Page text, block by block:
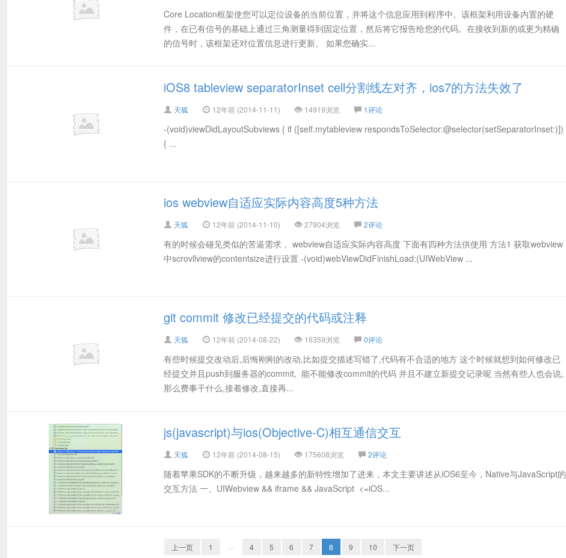
Core Location框架使您可以定位设备的当前位置，并将这个信息应用到程序中。该框架利用设备内置的硬
件，在已有信号的基础上通过三角测量得到固定位置，然后将它报告给您的代码。在接收到新的或更为精确
的信号时，该框架还对位置信息进行更新。 如果您确实...
iOS8 tableview separatorInset cell分割线左对齐，ios7的方法失效了
天狐 12年前 (2014-11-11) 14919浏览 1评论
-(void)viewDidLayoutSubviews { if ([self.mytableview respondsToSelector:@selector(setSeparatorInset:)])
{ ...
ios webview自适应实际内容高度5种方法
天狐 12年前 (2014-11-10) 27904浏览 2评论
有的时候会碰见类似的苦逼需求， webview自适应实际内容高度 下面有四种方法供使用 方法1 获取webview
中scrovllview的contentsize进行设置 -(void)webViewDidFinishLoad:(UIWebView ...
git commit 修改已经提交的代码或注释
天狐 12年前 (2014-08-22) 16359浏览 0评论
有些时候提交改动后,后悔刚刚的改动,比如提交描述写错了,代码有不合适的地方 这个时候就想到如何修改已
经提交并且push到服务器的commit, 能不能修改commit的代码 并且不建立新提交记录呢 当然有些人也会说,
那么费事干什么,接着修改,直接再...
js(javascript)与ios(Objective-C)相互通信交互
天狐 12年前 (2014-08-15) 175608浏览 2评论
随着苹果SDK的不断升级，越来越多的新特性增加了进来，本文主要讲述从iOS6至今，Native与JavaScript的
交互方法 一、UIWebview && iframe && JavaScript <=iOS...
上一页 1 ··· 4 5 6 7 8 9 10 下一页